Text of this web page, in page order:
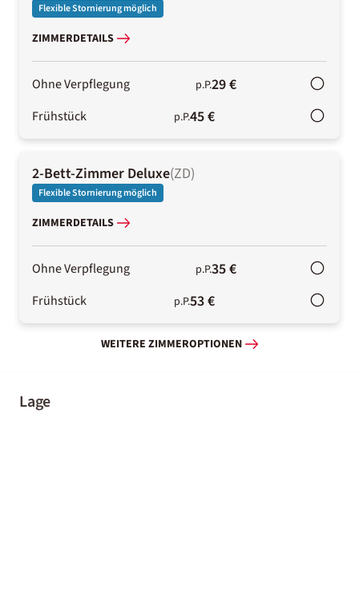
Flexible Stornierung möglich
ZIMMERDETAILS
Ohne Verpflegung p.P.29 €
Frühstück p.P.45 €
2-Bett-Zimmer Deluxe(ZD)
Flexible Stornierung möglich
ZIMMERDETAILS
Ohne Verpflegung p.P.35 €
Frühstück p.P.53 €
WEITERE ZIMMEROPTIONEN
Lage